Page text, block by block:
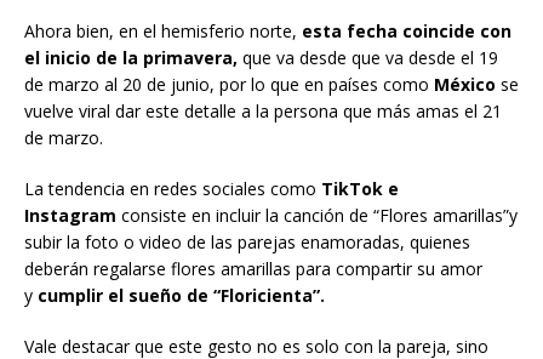
Ahora bien, en el hemisferio norte, esta fecha coincide con
el inicio de la primavera, que va desde que va desde el 19
de marzo al 20 de junio, por lo que en países como México se
vuelve viral dar este detalle a la persona que más amas el 21
de marzo.
La tendencia en redes sociales como TikTok e
Instagram consiste en incluir la canción de “Flores amarillas”y
subir la foto o video de las parejas enamoradas, quienes
deberán regalarse flores amarillas para compartir su amor
y cumplir el sueño de “Floricienta”.
Vale destacar que este gesto no es solo con la pareja, sino